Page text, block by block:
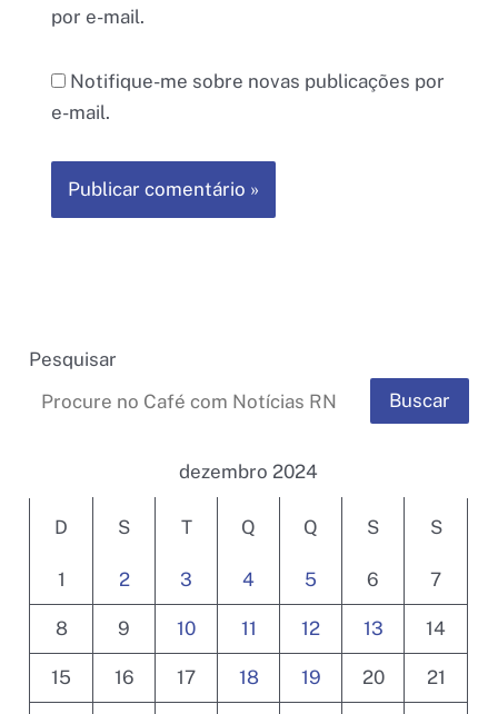
por e-mail.
Notifique-me sobre novas publicações por
e-mail.
Pesquisar
Buscar
dezembro 2024
D S T Q Q S S
1 2 3 4 5 6 7
8 9 10 11 12 13 14
15 16 17 18 19 20 21